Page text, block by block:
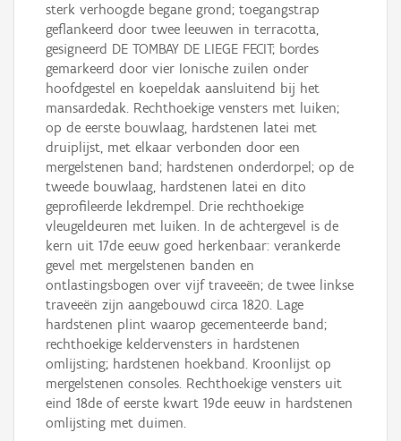
sterk verhoogde begane grond; toegangstrap
geflankeerd door twee leeuwen in terracotta,
gesigneerd DE TOMBAY DE LIEGE FECIT; bordes
gemarkeerd door vier Ionische zuilen onder
hoofdgestel en koepeldak aansluitend bij het
mansardedak. Rechthoekige vensters met luiken;
op de eerste bouwlaag, hardstenen latei met
druiplijst, met elkaar verbonden door een
mergelstenen band; hardstenen onderdorpel; op de
tweede bouwlaag, hardstenen latei en dito
geprofileerde lekdrempel. Drie rechthoekige
vleugeldeuren met luiken. In de achtergevel is de
kern uit 17de eeuw goed herkenbaar: verankerde
gevel met mergelstenen banden en
ontlastingsbogen over vijf traveeën; de twee linkse
traveeën zijn aangebouwd circa 1820. Lage
hardstenen plint waarop gecementeerde band;
rechthoekige keldervensters in hardstenen
omlijsting; hardstenen hoekband. Kroonlijst op
mergelstenen consoles. Rechthoekige vensters uit
eind 18de of eerste kwart 19de eeuw in hardstenen
omlijsting met duimen.